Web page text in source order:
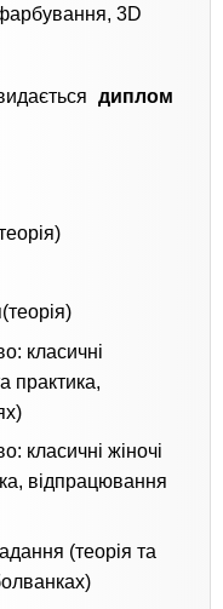
3D
диплом
класичні
практика,
класичні жіночі
відпрацювання
(теорія та